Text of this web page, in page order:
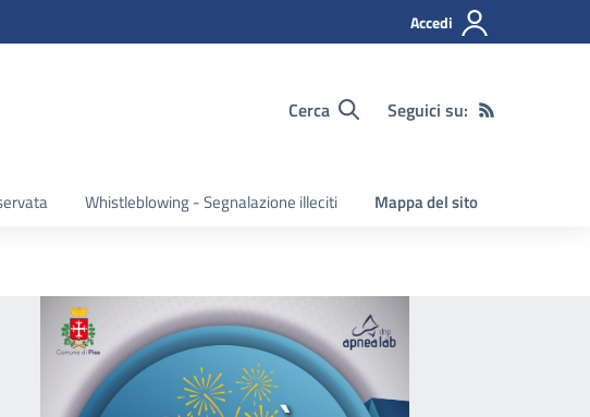
Accedi
Cerca Seguici su:
Whistleblowing - Segnalazione illeciti Mappa del sito